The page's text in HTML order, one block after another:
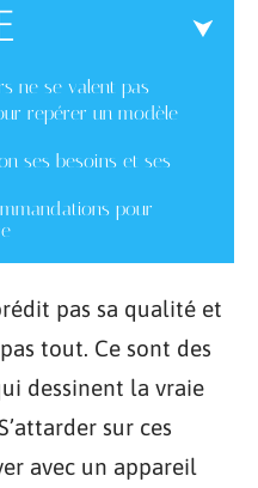
ne se valent pas
repérer un modèle
ses besoins et ses
pour
pas sa qualité et
tout. Ce sont des
dessinent la vraie
sur ces
avec un appareil